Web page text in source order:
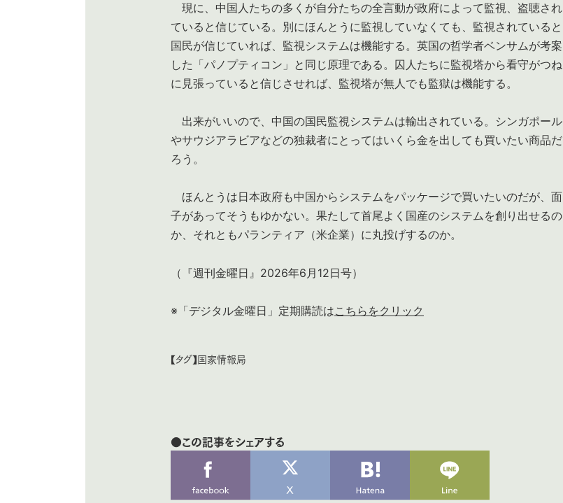
現に、中国人たちの多くが自分たちの全言動が政府によって監視、盗聴され
ていると信じている。別にほんとうに監視していなくても、監視されていると
国民が信じていれば、監視システムは機能する。英国の哲学者ベンサムが考案
した「パノプティコン」と同じ原理である。囚人たちに監視塔から看守がつね
に見張っていると信じさせれば、監視塔が無人でも監獄は機能する。
出来がいいので、中国の国民監視システムは輸出されている。シンガポール
やサウジアラビアなどの独裁者にとってはいくら金を出しても買いたい商品だ
ろう。
ほんとうは日本政府も中国からシステムをパッケージで買いたいのだが、面
子があってそうもゆかない。果たして首尾よく国産のシステムを創り出せるの
か、それともパランティア（米企業）に丸投げするのか。
（『週刊金曜日』2026年6月12日号）
※「デジタル金曜日」定期購読はこちらをクリック
【タグ】国家情報局
●この記事をシェアする